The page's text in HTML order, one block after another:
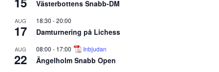
Västerbottens Snabb-DM
AUG
17
18:30 -20:00
Damturnering på Lichess
AUG
22
08:00 - 17:00 Inbjudan
Ängelholm Snabb Open